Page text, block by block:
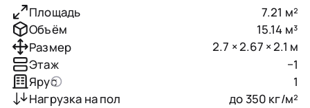
Площадь
7.21 м²
Объём
15.14 м³
Размер
2.7 × 2.67 × 2.1 м
Этаж
−1
Ярус
1
Нагрузка на пол
до 350 кг/м²